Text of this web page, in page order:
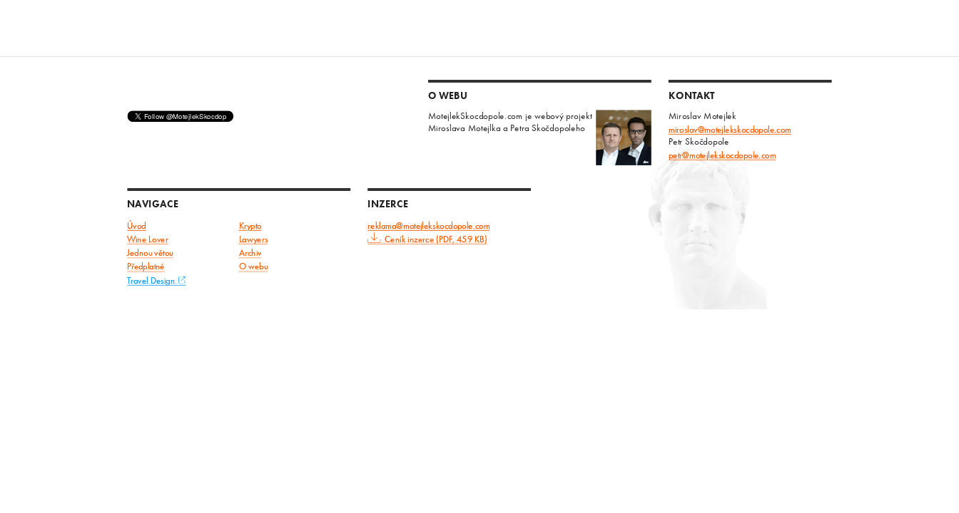
O WEBU
MotejlekSkocdopole.com je webový projekt
Miroslava Motejlka a Petra Skočdopoleho
KONTAKT
Miroslav Motejlek
miroslav@motejlekskocdopole.com
Petr Skočdopole
petr@motejlekskocdopole.com
NAVIGACE
Úvod
Krypto
Wine Lover
Lawyers
Jednou větou
Archiv
Předplatné O webu
Travel Design
INZERCE
reklama@motejlekskocdopole.com
Ceník inzerce (PDF, 459 KB)